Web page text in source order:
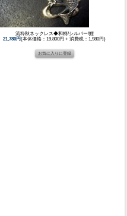
流粋秋ネックレス◆和柄/シルバー/鯉
21,780円(本体価格：19,800円 + 消費税：1,980円)